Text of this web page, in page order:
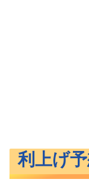
利上げ